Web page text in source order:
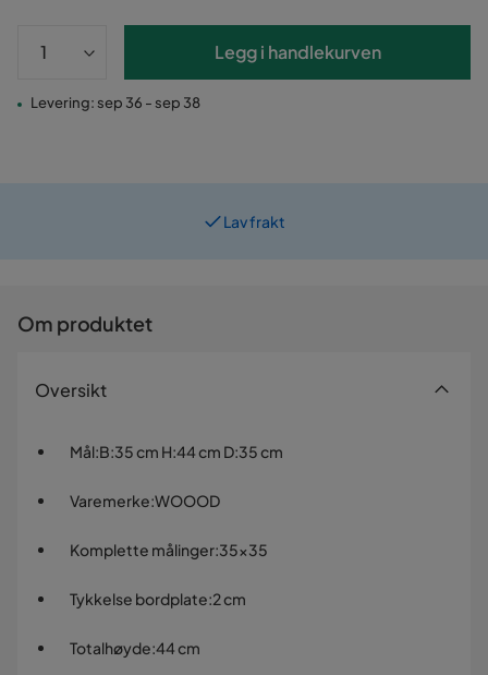
Legg i handlekurven
Levering: sep 36 - sep 38
Lav frakt
Om produktet
Oversikt
Mål:B:35 cm H:44 cm D:35 cm
Varemerke:WOOOD
Komplette målinger:35x35
Tykkelse bordplate:2 cm
Totalhøyde:44 cm